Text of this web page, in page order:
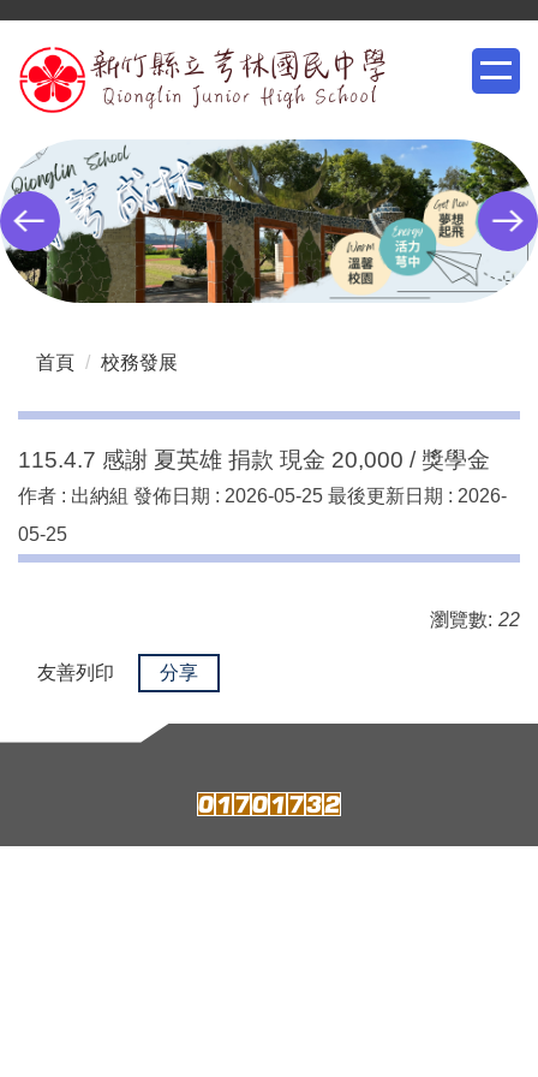
到
主
內
容
區
首頁 校務發展
115.4.7 感謝 夏英雄 捐款 現金 20,000 / 獎學金
作者 : 出納組 發佈日期 : 2026-05-25 最後更新日期 : 2026-
05-25
瀏覽數: 22
友善列印 分享